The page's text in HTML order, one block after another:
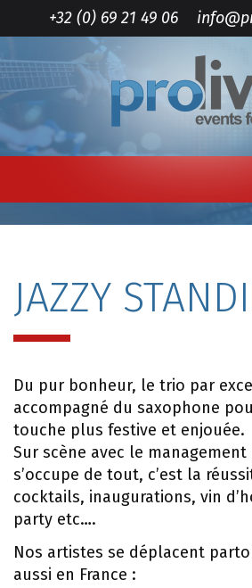
+32 (0) 69 21 49 06
JAZZY
Du pur bonheur, le trio par
accompagné du saxophone
touche plus festive et enjouée.
Sur scène avec le management
s’occupe de tout, c’est la
cocktails, inaugurations, vin
party etc….
Nos artistes se déplacent
aussi en France :